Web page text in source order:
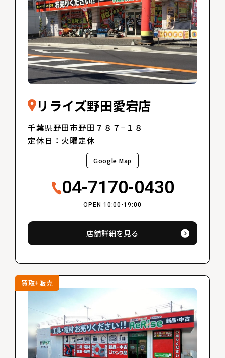
リライズ野田愛宕店
千葉県野田市野田７８７−１８
定休日：火曜定休
Google Map
04-7170-0430
OPEN 10:00-19:00
店舗詳細を見る
買取+販売